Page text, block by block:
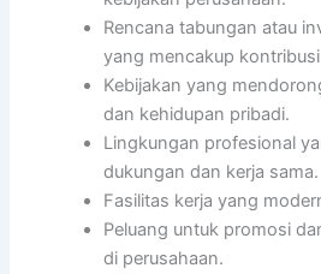
Rencana tabungan atau
yang mencakup
Kebijakan yang
dan kehidupan pribadi.
Lingkungan profesional
dukungan dan kerja sama.
Fasilitas kerja yang
Peluang untuk promosi
di perusahaan.